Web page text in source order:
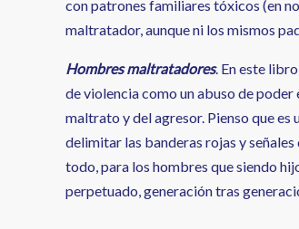
con patrones familiares tóxicos (en
maltratador, aunque ni los mismos
Hombres maltratadores. En este
de violencia como un abuso de
maltrato y del agresor. Pienso que es
delimitar las banderas rojas y
todo, para los hombres que siendo
perpetuado, generación tras